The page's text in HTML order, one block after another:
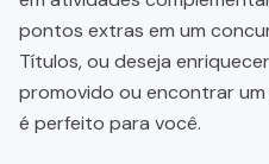
pontos extras em um
Títulos, ou deseja
promovido ou encontrar
é perfeito para você.